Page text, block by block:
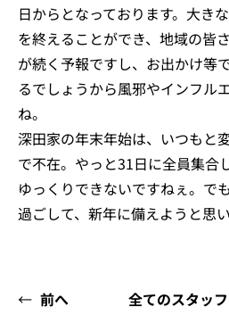
日からとなっております。大き
を終えることができ、地域の皆
が続く予報ですし、お出かけ等
るでしょうから風邪やインフル
ね。
深田家の年末年始は、いつもと
で不在。やっと31日に全員集合
ゆっくりできないですねぇ。で
過ごして、新年に備えようと思い
← 前へ 全てのスタッ